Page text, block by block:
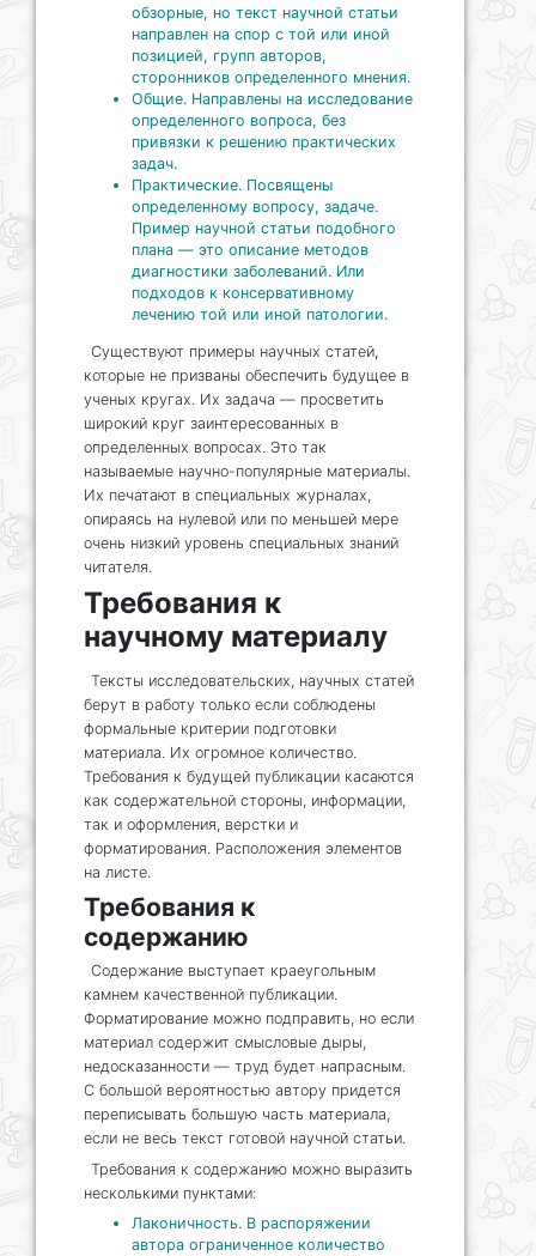
обзорные, но текст научной статьи
направлен на спор с той или иной
позицией, групп авторов,
сторонников определенного мнения.
Общие. Направлены на исследование
определенного вопроса, без
привязки к решению практических
задач.
Практические. Посвящены
определенному вопросу, задаче.
Пример научной статьи подобного
плана — это описание методов
диагностики заболеваний. Или
подходов к консервативному
лечению той или иной патологии.
Существуют примеры научных статей,
которые не призваны обеспечить будущее в
ученых кругах. Их задача — просветить
широкий круг заинтересованных в
определенных вопросах. Это так
называемые научно-популярные материалы.
Их печатают в специальных журналах,
опираясь на нулевой или по меньшей мере
очень низкий уровень специальных знаний
читателя.
Требования к
научному материалу
Тексты исследовательских, научных статей
берут в работу только если соблюдены
формальные критерии подготовки
материала. Их огромное количество.
Требования к будущей публикации касаются
как содержательной стороны, информации,
так и оформления, верстки и
форматирования. Расположения элементов
на листе.
Требования к
содержанию
Содержание выступает краеугольным
камнем качественной публикации.
Форматирование можно подправить, но если
материал содержит смысловые дыры,
недосказанности — труд будет напрасным.
С большой вероятностью автору придется
переписывать большую часть материала,
если не весь текст готовой научной статьи.
Требования к содержанию можно выразить
несколькими пунктами:
Лаконичность. В распоряжении
автора ограниченное количество